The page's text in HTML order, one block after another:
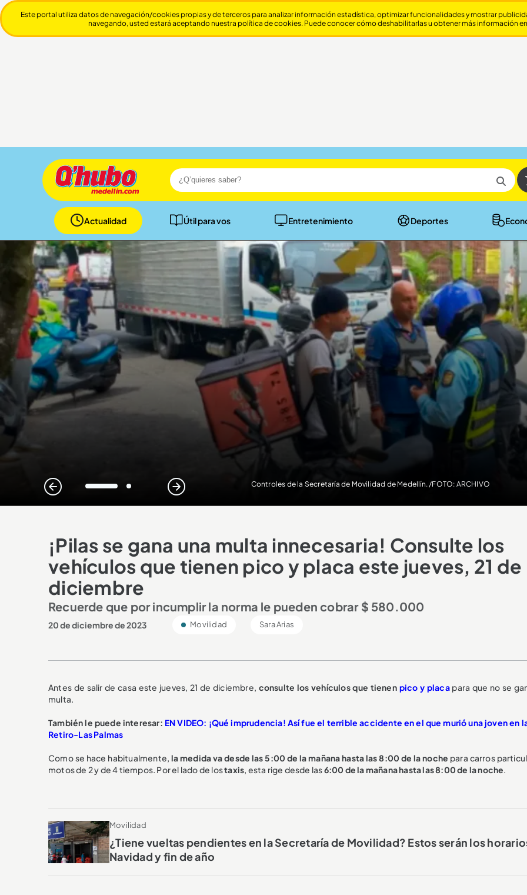
Actualidad Útil para vos Entretenimiento Deportes
Controles de la Secretaría de Movilidad de Medellín. /FOTO: ARCHIVO
1 2
¡Pilas se gana una multa innecesaria! Consulte los
vehículos que tienen pico y placa este jueves, 21 de
diciembre
Recuerde que por incumplir la norma le pueden cobrar $ 580.000
20 de diciembre de 2023 Movilidad Sara Arias
Antes de salir de casa este jueves, 21 de diciembre, consulte los vehículos que tienen pico y placapara que no se
multa.
También le puede interesar: EN VIDEO: ¡Qué imprudencia! Así fue el terrible accidente en el que murió una joven en
Retiro-Las Palmas
Como se hace habitualmente, la medida va desde las 5:00 de la mañana hasta las 8:00 de la noche para carros
motos de 2 y de 4 tiempos. Por el lado de lostaxis, esta rige desde las6:00 de la mañana hasta las 8:00 de la noche.
Movilidad
¿Tiene vueltas pendientes en la Secretaría de Movilidad? Estos serán los
Navidad y fin de año
Este portal utiliza datos de navegación/cookies propias y de terceros para analizar información estadística, optimizar funcionalidades y mostrar
navegando, usted estará aceptando nuestra política de cookies. Puede conocer cómo deshabilitarlas u obtener más información